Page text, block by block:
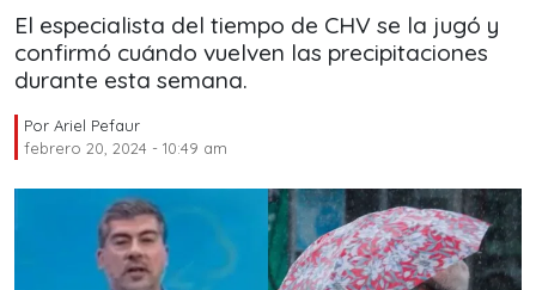
El especialista del tiempo de CHV se la jugó y
confirmó cuándo vuelven las precipitaciones
durante esta semana.
Por Ariel Pefaur
febrero 20, 2024 - 10:49 am